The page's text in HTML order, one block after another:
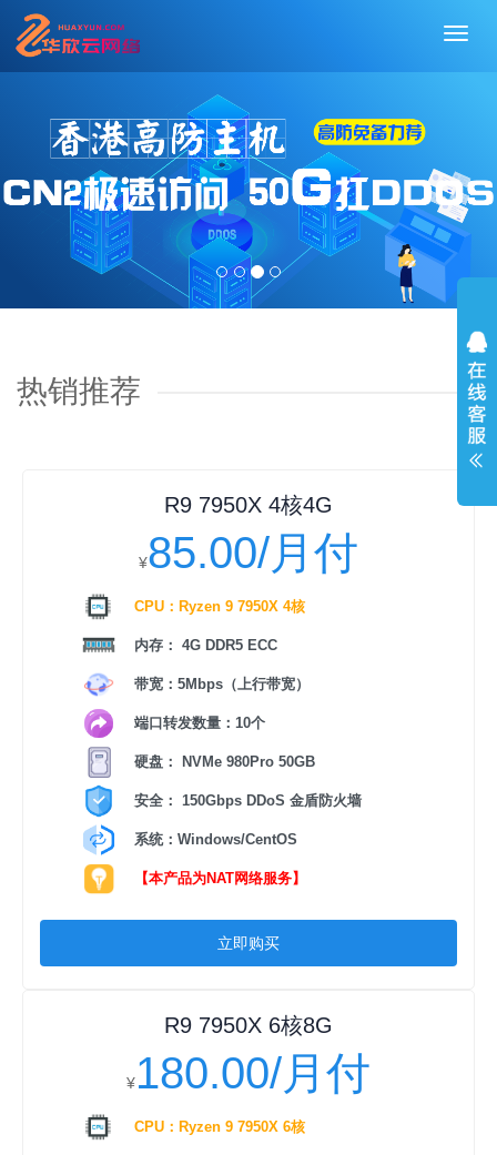
切
热销推荐
R9 7950X 4核4G
¥85.00/月付
CPU：Ryzen 9 7950X 4核
内存： 4G DDR5 ECC
带宽：5Mbps（上行带宽）
端口转发数量：10个
硬盘： NVMe 980Pro 50GB
安全： 150Gbps DDoS 金盾防火墙
系统：Windows/CentOS
【本产品为NAT网络服务】
立即购买
R9 7950X 6核8G
¥180.00/月付
CPU：Ryzen 9 7950X 6核